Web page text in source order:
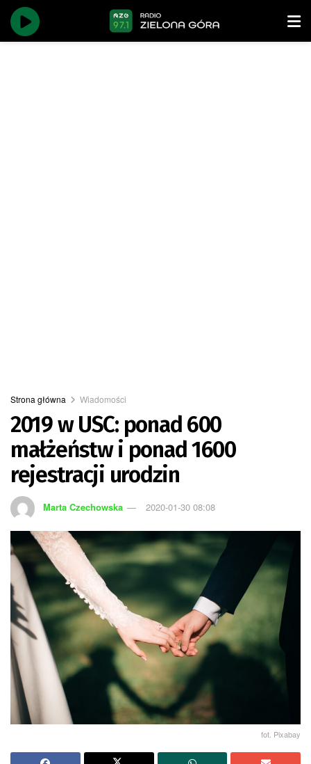
Strona główna Wiadomości
2019 w USC: ponad 600
małżeństw i ponad 1600
rejestracji urodzin
Marta Czechowska 2020-01-30 08:08
fot. Pixabay